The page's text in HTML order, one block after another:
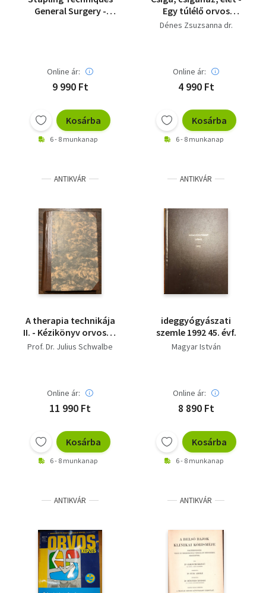
General Surgery -
Online ár:
9 990 Ft
Kosárba
6 - 8 munkanap
Egy túlélő orvos
emlékezik - Dedikált
Dénes Zsuzsanna dr.
Online ár:
4 990 Ft
Kosárba
6 - 8 munkanap
ANTIKVÁR
A therapia technikája
II. - Kézikönyv orvosok
és orvostanhallgatók
Prof. Dr. Julius Schwalbe
Online ár:
11 990 Ft
Kosárba
6 - 8 munkanap
ANTIKVÁR
ideggyógyászati
szemle 1992 45. évf.
Magyar István
Online ár:
8 890 Ft
Kosárba
6 - 8 munkanap
ANTIKVÁR ANTIKVÁR